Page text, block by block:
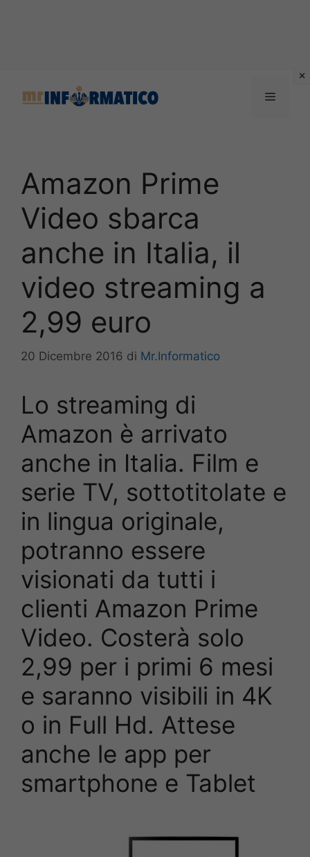
Menu
Amazon Prime
Video sbarca
anche in Italia, il
video streaming a
2,99 euro
20 Dicembre 2016 di Mr.Informatico
Lo streaming di
Amazon è arrivato
anche in Italia. Film e
serie TV, sottotitolate e
in lingua originale,
potranno essere
visionati da tutti i
clienti Amazon Prime
Video. Costerà solo
2,99 per i primi 6 mesi
e saranno visibili in 4K
o in Full Hd. Attese
anche le app per
smartphone e Tablet